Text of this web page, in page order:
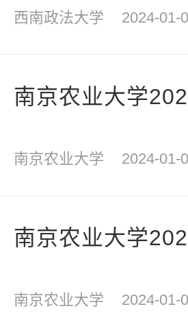
西南政法大学 2024-01-
南京农业大学
南京农业大学 2024-01-
南京农业大学
南京农业大学 2024-01-